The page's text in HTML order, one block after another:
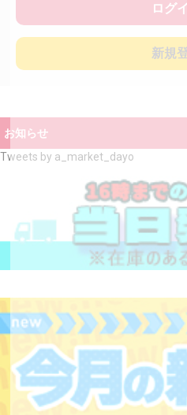
ログ
新規
お知らせ
Tweets by a_market_dayo